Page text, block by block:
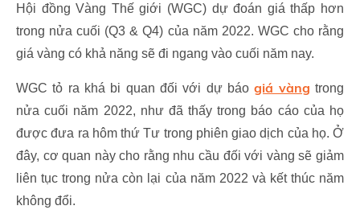
Hội đồng Vàng Thế giới (WGC) dự đoán giá thấp hơn
trong nửa cuối (Q3 & Q4) của năm 2022. WGC cho rằng
giá vàng có khả năng sẽ đi ngang vào cuối năm nay.
WGC tỏ ra khá bi quan đối với dự báo giá vàng trong
nửa cuối năm 2022, như đã thấy trong báo cáo của họ
được đưa ra hôm thứ Tư trong phiên giao dịch của họ. Ở
đây, cơ quan này cho rằng nhu cầu đối với vàng sẽ giảm
liên tục trong nửa còn lại của năm 2022 và kết thúc năm
không đổi.